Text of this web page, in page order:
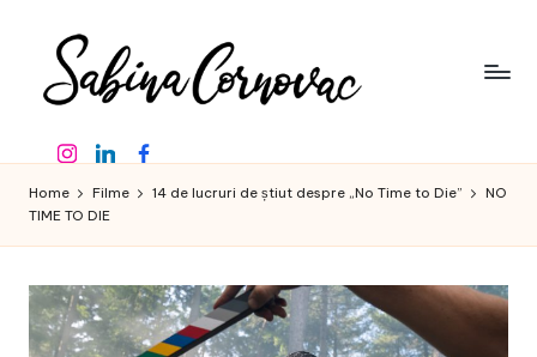
content
a
b
in
a
C
creator
de
conținut
de
ani
-
InstagramLinkedinFacebook
Home Filme 14 de lucruri de știut despre „No Time to Die”
NO
TIME TO DIE